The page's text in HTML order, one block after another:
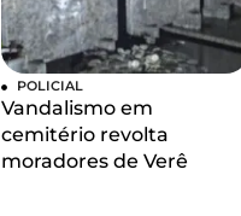
POLICIAL
Vandalismo em
cemitério revolta
moradores de Verê